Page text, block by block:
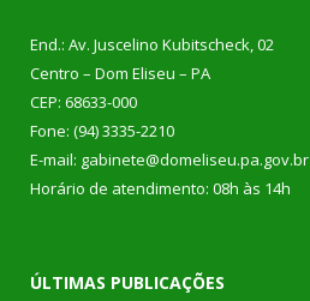
End.: Av. Juscelino Kubitscheck, 02
Centro – Dom Eliseu – PA
CEP: 68633-000
Fone: (94) 3335-2210
E-mail: gabinete@domeliseu.pa.gov.br
Horário de atendimento: 08h às 14h
ÚLTIMAS PUBLICAÇÕES